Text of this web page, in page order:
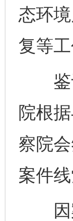
态环
复等工
鉴于
院根
察院
案件
因案